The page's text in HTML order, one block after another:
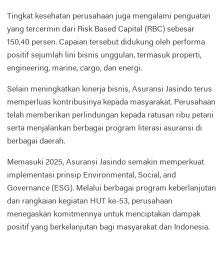
Tingkat kesehatan perusahaan juga mengalami penguatan
yang tercermin dari Risk Based Capital (RBC) sebesar
150,40 persen. Capaian tersebut didukung oleh performa
positif sejumlah lini bisnis unggulan, termasuk properti,
engineering, marine, cargo, dan energi.
Selain meningkatkan kinerja bisnis, Asuransi Jasindo terus
memperluas kontribusinya kepada masyarakat. Perusahaan
telah memberikan perlindungan kepada ratusan ribu petani
serta menjalankan berbagai program literasi asuransi di
berbagai daerah.
Memasuki 2025, Asuransi Jasindo semakin memperkuat
implementasi prinsip Environmental, Social, and
Governance (ESG). Melalui berbagai program keberlanjutan
dan rangkaian kegiatan HUT ke-53, perusahaan
menegaskan komitmennya untuk menciptakan dampak
positif yang berkelanjutan bagi masyarakat dan Indonesia.